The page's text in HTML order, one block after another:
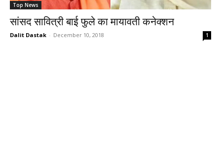
Top News
सांसद सावित्री बाई फुले का मायावती कनेक्शन
Dalit Dastak - December 10, 2018 1